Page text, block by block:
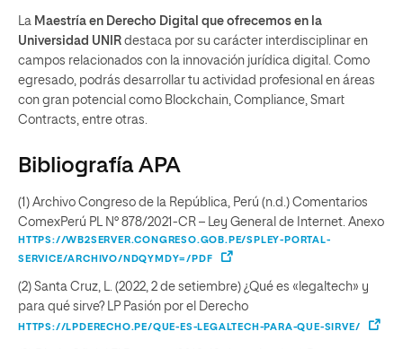
La Maestría en Derecho Digital que ofrecemos en la
Universidad UNIR destaca por su carácter interdisciplinar en
campos relacionados con la innovación jurídica digital. Como
egresado, podrás desarrollar tu actividad profesional en áreas
con gran potencial como Blockchain, Compliance, Smart
Contracts, entre otras.
Bibliografía APA
(1) Archivo Congreso de la República, Perú (n.d.) Comentarios
ComexPerú PL N° 878/2021-CR – Ley General de Internet. Anexo
HTTPS://WB2SERVER.CONGRESO.GOB.PE/SPLEY-PORTAL-
SERVICE/ARCHIVO/NDQYMDY=/PDF
(2) Santa Cruz, L. (2022, 2 de setiembre) ¿Qué es «legaltech» y
para qué sirve? LP Pasión por el Derecho
HTTPS://LPDERECHO.PE/QUE-ES-LEGALTECH-PARA-QUE-SIRVE/